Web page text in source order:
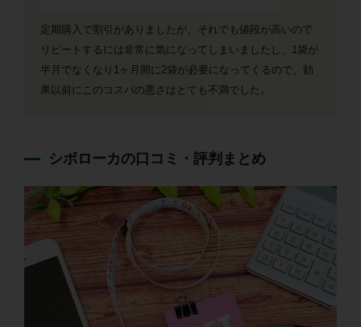
定期購入で割引がありましたが、それでも値段が高いので
リピートするには非常に気になってしまいましたし、1袋が
半月でなくなり1ヶ月間に2袋が必要になってくるので、効
果以前にこのコスパの悪さはとても不満でした。
シボローカの口コミ・評判まとめ